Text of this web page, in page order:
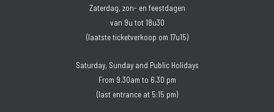
Zaterdag, zon- en feestdagen
van 9u tot 18u30
(laatste ticketverkoop om 17u15)
Saturday, Sunday and Public Holidays
From 9.30am to 6.30 pm
(last entrance at 5:15 pm)